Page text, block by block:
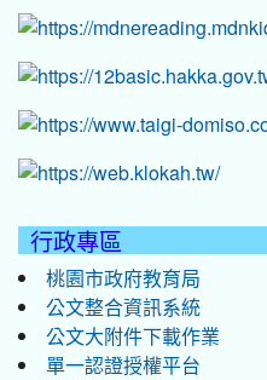
行政專區
桃園市政府教育局
公文整合資訊系統
公文大附件下載作業
單一認證授權平台